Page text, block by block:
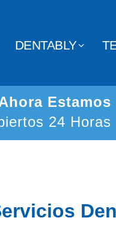
DENTABLY
Estamos
24 Horas